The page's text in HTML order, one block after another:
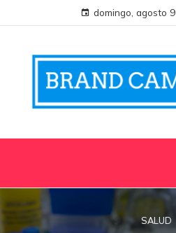
domingo, agosto 9
SALUD